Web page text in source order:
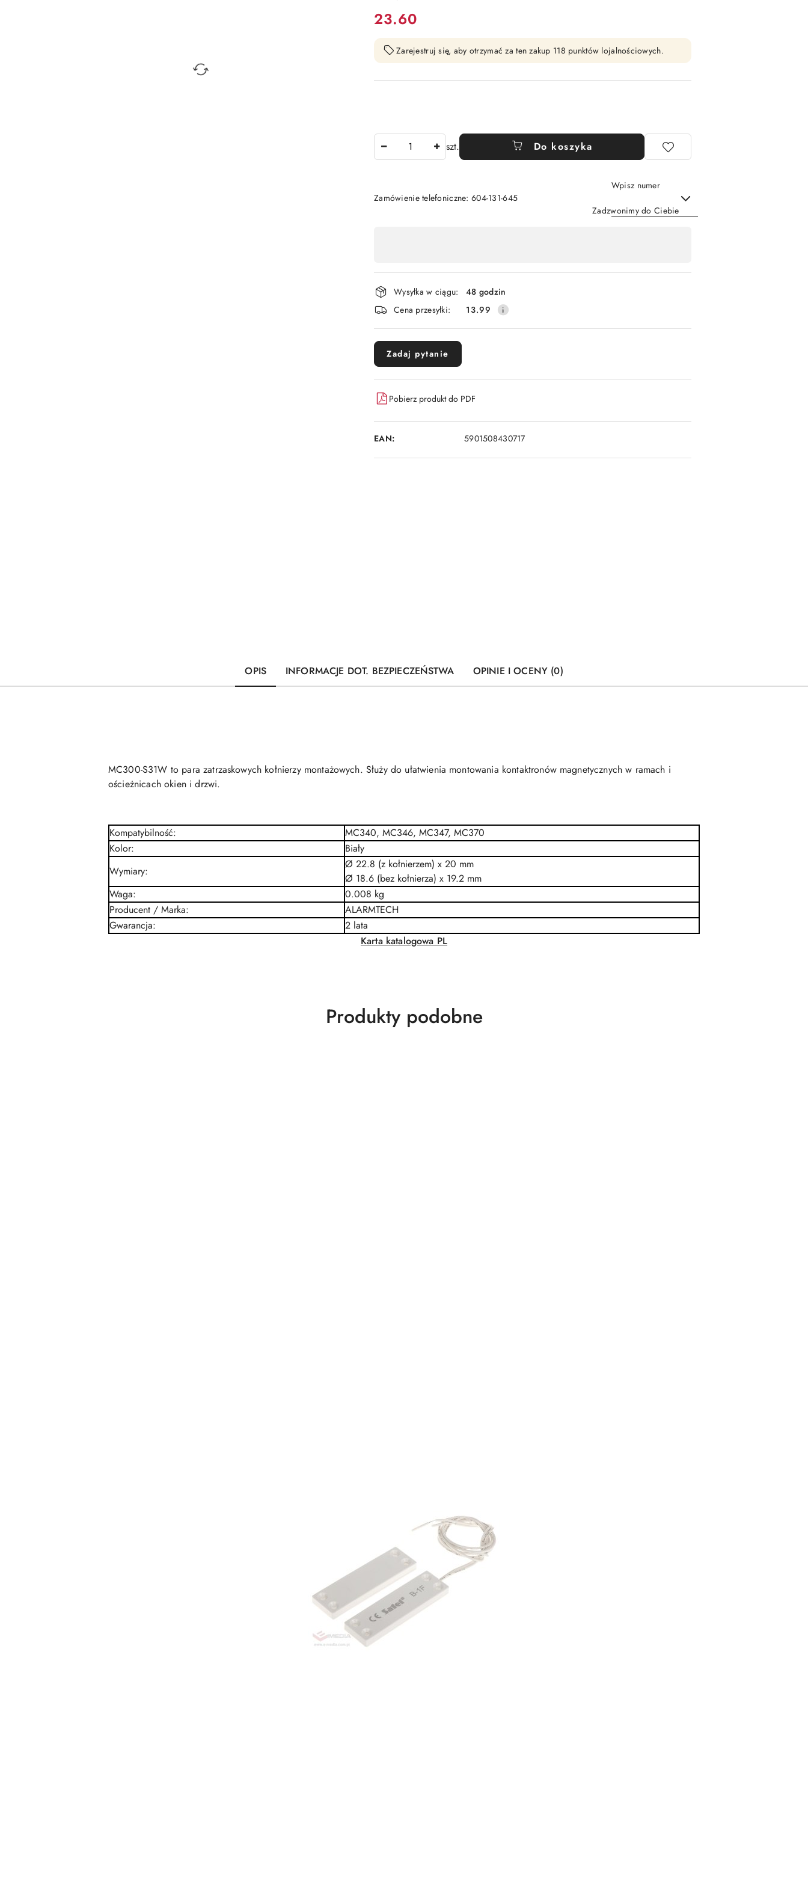
cena:
23.60
Zarejestruj się, aby otrzymać za ten zakup 118 punktów lojalnościowych.
szt. Do koszyka
Zamówienie telefoniczne: 604-131-645
Wpisz numer
Zadzwonimy do Ciebie
płatność
i
dostawa
Wysyłka w ciągu:
48 godzin
Cena przesyłki:
13.99
Zadaj pytanie
Pobierz produkt do PDF
EAN: 5901508430717
OPIS INFORMACJE DOT. BEZPIECZEŃSTWA OPINIE I OCENY (0)
MC300-S31W to para zatrzaskowych kołnierzy montażowych. Służy do ułatwienia montowania kontaktronów magnetycznych w ramach i
ościeżnicach okien i drzwi.
Kompatybilność:
MC340, MC346, MC347, MC370
Kolor:
Biały
Wymiary:
Ø 22.8 (z kołnierzem) x 20 mm
Ø 18.6 (bez kołnierza) x 19.2 mm
Waga:
0.008 kg
Producent / Marka:
ALARMTECH
Gwarancja:
2 lata
Karta katalogowa PL
Produkty
Produkty podobne